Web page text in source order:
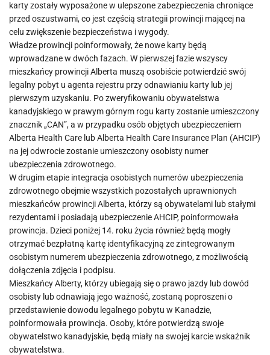
karty zostały wyposażone w ulepszone zabezpieczenia chroniące
przed oszustwami, co jest częścią strategii prowincji mającej na
celu zwiększenie bezpieczeństwa i wygody.
Władze prowincji poinformowały, że nowe karty będą
wprowadzane w dwóch fazach. W pierwszej fazie wszyscy
mieszkańcy prowincji Alberta muszą osobiście potwierdzić swój
legalny pobyt u agenta rejestru przy odnawianiu karty lub jej
pierwszym uzyskaniu. Po zweryfikowaniu obywatelstwa
kanadyjskiego w prawym górnym rogu karty zostanie umieszczony
znacznik „CAN”, a w przypadku osób objętych ubezpieczeniem
Alberta Health Care lub Alberta Health Care Insurance Plan (AHCIP)
na jej odwrocie zostanie umieszczony osobisty numer
ubezpieczenia zdrowotnego.
W drugim etapie integracja osobistych numerów ubezpieczenia
zdrowotnego obejmie wszystkich pozostałych uprawnionych
mieszkańców prowincji Alberta, którzy są obywatelami lub stałymi
rezydentami i posiadają ubezpieczenie AHCIP, poinformowała
prowincja. Dzieci poniżej 14. roku życia również będą mogły
otrzymać bezpłatną kartę identyfikacyjną ze zintegrowanym
osobistym numerem ubezpieczenia zdrowotnego, z możliwością
dołączenia zdjęcia i podpisu.
Mieszkańcy Alberty, którzy ubiegają się o prawo jazdy lub dowód
osobisty lub odnawiają jego ważność, zostaną poproszeni o
przedstawienie dowodu legalnego pobytu w Kanadzie,
poinformowała prowincja. Osoby, które potwierdzą swoje
obywatelstwo kanadyjskie, będą miały na swojej karcie wskaźnik
obywatelstwa.